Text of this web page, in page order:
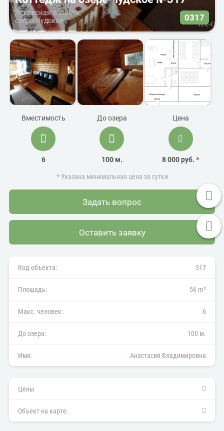
Псковская область,
озеро Чудское
0317
Вместимость
6
До озера
100 м.
Цена
8 000 руб.*
* Указана минимальная цена за сутки
Задать вопрос
Оставить заявку
Код объекта: 317
Площадь: 56 m²
Макс. человек: 6
До озера: 100 м.
Имя: Анастасия Владимировна
Цены
Объект на карте: